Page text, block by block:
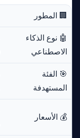
🏢 المطور
🤖 نوع الذكاء
الاصطناعي
🎯 الفئة
المستهدفة
💰 الأسعار